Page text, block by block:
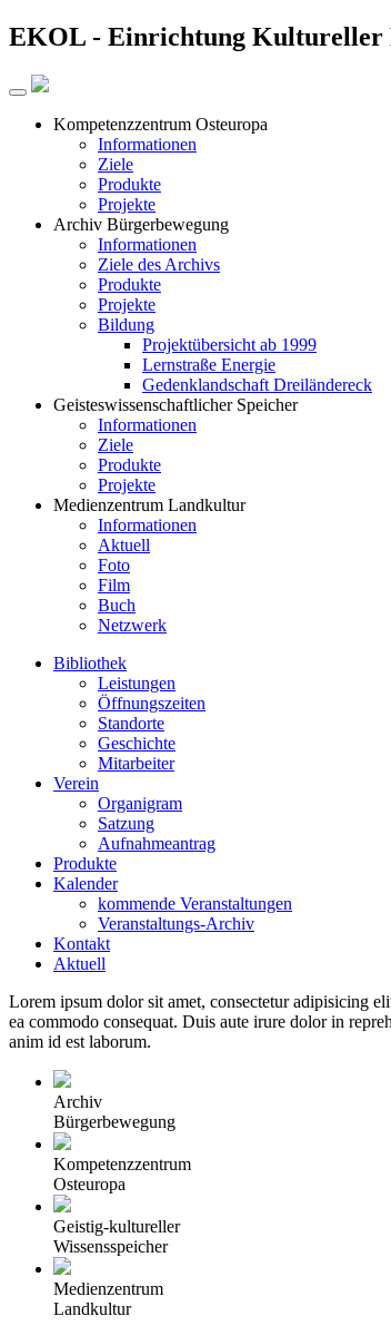
EKOL - Einrichtung Kultureller
Kompetenzzentrum Osteuropa
Informationen
Ziele
Produkte
Projekte
Archiv Bürgerbewegung
Informationen
Ziele des Archivs
Produkte
Projekte
Bildung
Projektübersicht ab 1999
Lernstraße Energie
Gedenklandschaft Dreiländereck
Geisteswissenschaftlicher Speicher
Informationen
Ziele
Produkte
Projekte
Medienzentrum Landkultur
Informationen
Aktuell
Foto
Film
Buch
Netzwerk
Bibliothek
Leistungen
Öffnungszeiten
Standorte
Geschichte
Mitarbeiter
Verein
Organigram
Satzung
Aufnahmeantrag
Produkte
Kalender
kommende Veranstaltungen
Veranstaltungs-Archiv
Kontakt
Aktuell
Lorem ipsum dolor sit amet, consectetur adipisicing
ea commodo consequat. Duis aute irure dolor in
anim id est laborum.
Archiv
Bürgerbewegung
Kompetenzzentrum
Osteuropa
Geistig-kultureller
Wissensspeicher
Medienzentrum
Landkultur